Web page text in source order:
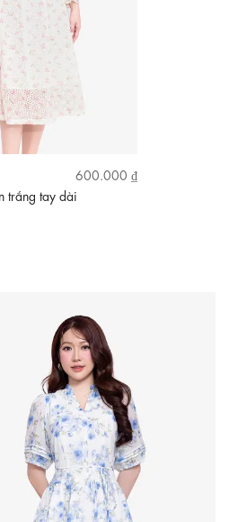
600.000 ₫
trắng tay dài